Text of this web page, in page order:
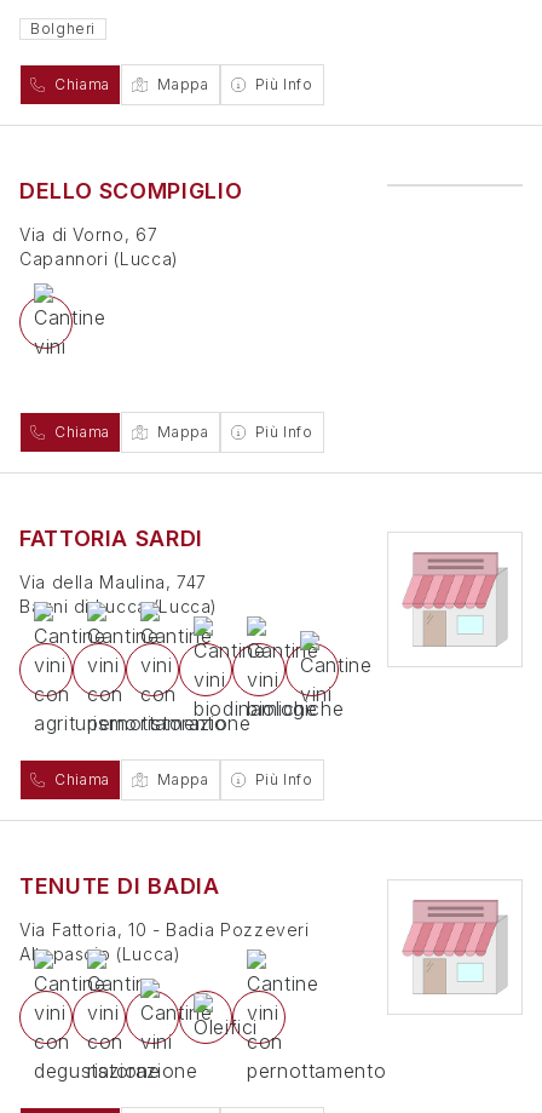
Bolgheri
Chiama Mappa Più Info
DELLO SCOMPIGLIO
Via di Vorno, 67
Capannori (Lucca)
Chiama Mappa Più Info
FATTORIA SARDI
Via della Maulina, 747
Bagni di Lucca(Lucca)
Chiama Mappa Più Info
TENUTE DI BADIA
Via Fattoria, 10 - Badia Pozzeveri
Altopascio (Lucca)